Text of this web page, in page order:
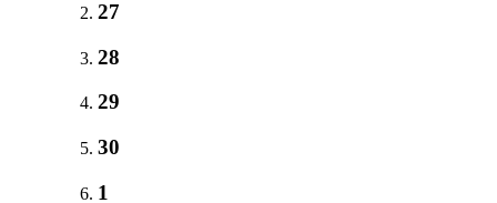
27
28
29
30
1